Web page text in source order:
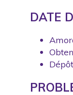
DATE